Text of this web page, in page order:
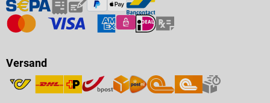
Versand